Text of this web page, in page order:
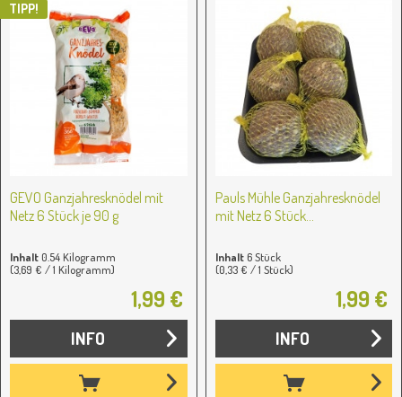
TIPP!
GEVO Ganzjahresknödel mit
Netz 6 Stück je 90 g
Inhalt 0.54 Kilogramm
(3,69 € / 1 Kilogramm)
1,99 €
INFO
Pauls Mühle Ganzjahresknödel
mit Netz 6 Stück...
Inhalt 6 Stück
(0,33 € / 1 Stück)
1,99 €
INFO